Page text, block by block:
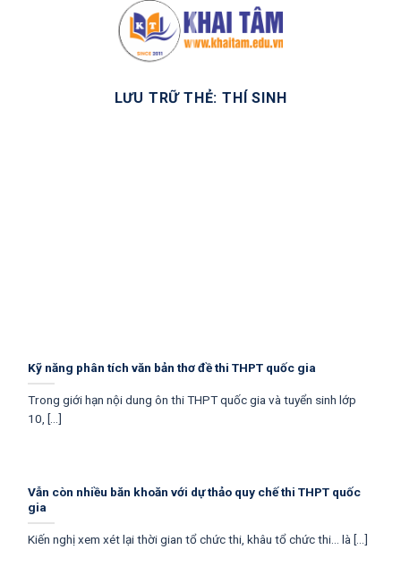
LƯU TRỮ THẺ: THÍ SINH
Kỹ năng phân tích văn bản thơ đề thi THPT quốc gia
Trong giới hạn nội dung ôn thi THPT quốc gia và tuyển sinh lớp
10, [...]
Vẫn còn nhiều băn khoăn với dự thảo quy chế thi THPT quốc
gia
Kiến nghị xem xét lại thời gian tổ chức thi, khâu tổ chức thi… là [...]